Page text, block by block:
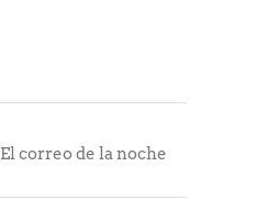
El correo de la noche